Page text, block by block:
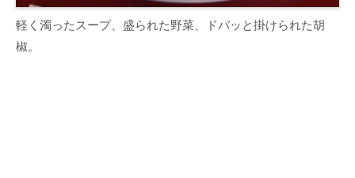
軽く濁ったスープ、盛られた野菜、ドバッと掛けられた胡
椒。